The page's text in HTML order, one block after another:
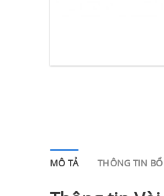
MÔ TẢ THÔNG TIN